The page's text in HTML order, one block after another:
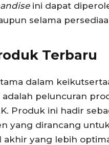
ini dapat
selama
Terbaru
dalam
peluncuran
Produk ini hadir
yang dirancang
akhir yang lebih